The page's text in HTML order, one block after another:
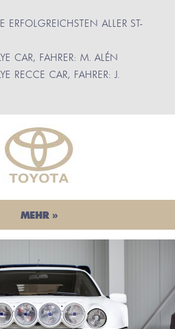
ERFOLGREICHSTEN ALLER ST-
CAR, FAHRER: M. ALÉN
RECCE CAR, FAHRER: J.
MEHR »